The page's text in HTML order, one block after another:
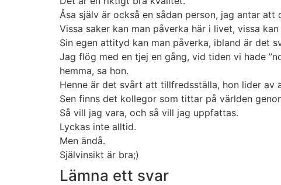
Åsa själv är också en sådan person, jag antar att
Vissa saker kan man påverka här i livet, vissa kan
Sin egen attityd kan man påverka, ibland är det
Jag flög med en tjej en gång, vid tiden vi hade
hemma, sa hon.
Henne är det svårt att tillfredsställa, hon lider av
Sen finns det kollegor som tittar på världen
Så vill jag vara, och så vill jag uppfattas.
Lyckas inte alltid.
Men ändå.
Självinsikt är bra;)
Lämna ett svar